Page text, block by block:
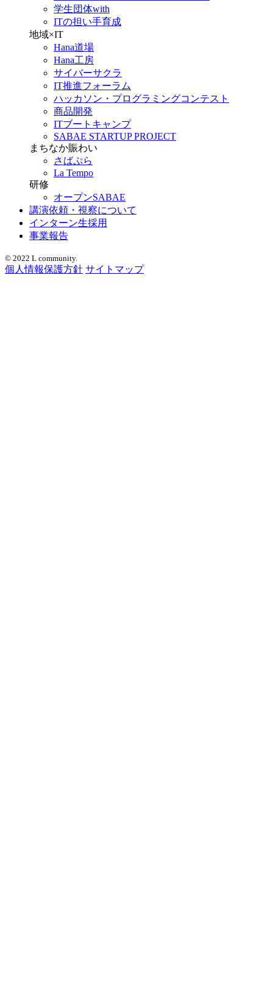
学生団体with
ITの担い手育成
地域×IT
Hana道場
Hana工房
サイバーサクラ
IT推進フォーラム
ハッカソン・プログラミングコンテスト
商品開発
ITブートキャンプ
SABAE STARTUP PROJECT
まちなか賑わい
さばぷら
La Tempo
研修
オープンSABAE
講演依頼・視察について
インターン生採用
事業報告
© 2022 L community.
個人情報保護方針 サイトマップ